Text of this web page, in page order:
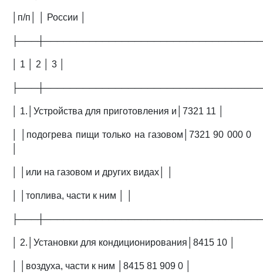
│п/п│ │ России │
│ 1 │ 2 │ 3 │
│ 1.│Устройства для приготовления и│7321 11 │
│ │подогрева пищи только на газовом│7321 90 000 0
│ │или на газовом и других видах│ │
│ │топлива, части к ним │ │
│ 2.│Установки для кондиционирования│8415 10 │
│ │воздуха, части к ним │8415 81 909 0 │